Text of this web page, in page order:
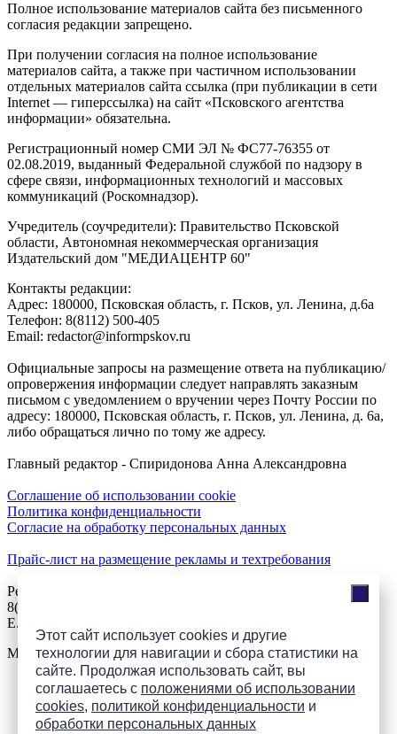
Этот сайт использует cookies и другие
технологии для навигации и сбора статистики на
сайте. Продолжая использовать сайт, вы
соглашаетесь с положениями об использовании
cookies, политикой конфиденциальности и
обработки персональных данных
Полное использование материалов сайта без письменного
согласия редакции запрещено.
При получении согласия на полное использование
материалов сайта, а также при частичном использовании
отдельных материалов сайта ссылка (при публикации в сети
Internet — гиперссылка) на сайт «Псковского агентства
информации» обязательна.
Регистрационный номер СМИ ЭЛ № ФС77-76355 от
02.08.2019, выданный Федеральной службой по надзору в
сфере связи, информационных технологий и массовых
коммуникаций (Роскомнадзор).
Учредитель (соучредители): Правительство Псковской
области, Автономная некоммерческая организация
Издательский дом "МЕДИАЦЕНТР 60"
Контакты редакции:
Адреc: 180000, Псковская область, г. Псков, ул. Ленина, д.6а
Телефон: 8(8112) 500-405
Email: redactor@informpskov.ru
Официальные запросы на размещение ответа на публикацию/
опровержения информации следует направлять заказным
письмом с уведомлением о вручении через Почту России по
адресу: 180000, Псковская область, г. Псков, ул. Ленина, д. 6а,
либо обращаться лично по тому же адресу.
Главный редактор - Спиридонова Анна Александровна
Соглашение об использовании cookie
Политика конфиденциальности
Согласие на обработку персональных данных
Прайс-лист на размещение рекламы и техтребования
Реклама на сайте
8(921)508-52-62, телефон 8(8112) 500-131
E.Sezeikina@mhpsk.ru
Меню
Слушать радио «7 небо» онлайн